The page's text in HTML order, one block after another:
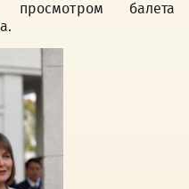
просмотром балета